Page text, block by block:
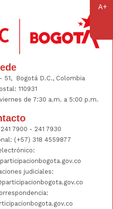
51, Bogotá D.C., Colombia
110931
de 7:30 a.m. a 5:00 p.m.
7900 - 241 7930
(+57) 318 4559877
judiciales: